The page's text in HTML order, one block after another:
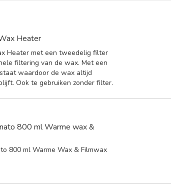
Heater
Heater met een tweedelig filter
filtering van de wax. Met een
waardoor de wax altijd
Ook te gebruiken zonder filter.
800 ml Warme wax &
800 ml Warme Wax & Filmwax